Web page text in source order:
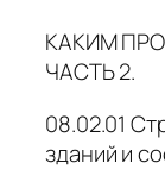
КАКИМ
ЧАСТЬ 2.
08.02.01
зданий и